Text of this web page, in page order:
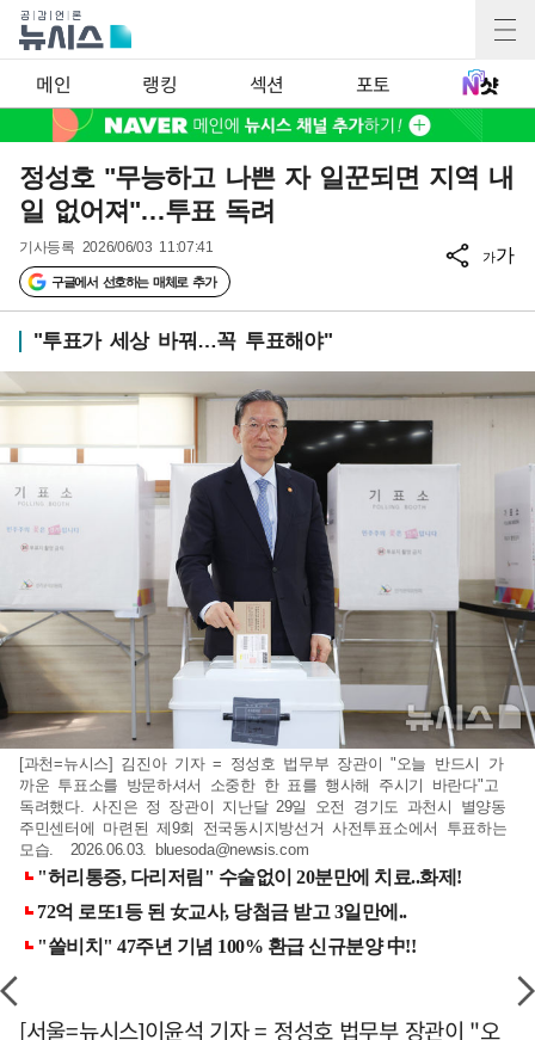
메인 랭킹 섹션 포토
정성호 "무능하고 나쁜 자 일꾼되면 지역 내
일 없어져"…투표 독려
기사등록 2026/06/03 11:07:41
구글에서 선호하는 매체로 추가
가가
"투표가 세상 바꿔…꼭 투표해야"
[과천=뉴시스] 김진아 기자 = 정성호 법무부 장관이 "오늘 반드시 가
까운 투표소를 방문하셔서 소중한 한 표를 행사해 주시기 바란다"고
독려했다. 사진은 정 장관이 지난달 29일 오전 경기도 과천시 별양동
주민센터에 마련된 제9회 전국동시지방선거 사전투표소에서 투표하는
모습. 2026.06.03.
bluesoda@newsis.com
[서울=뉴시스]이윤석 기자 = 정성호 법무부 장관이 "오